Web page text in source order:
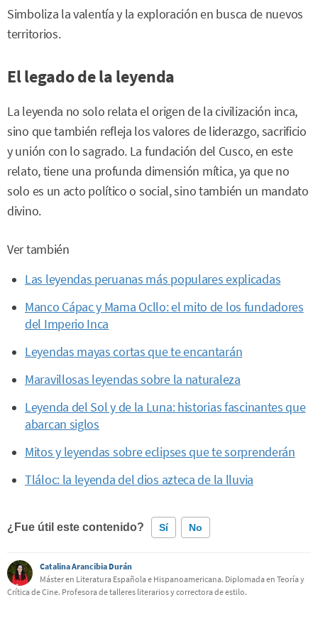
Simboliza la valentía y la exploración en busca de nuevos
territorios.
El legado de la leyenda
La leyenda no solo relata el origen de la civilización inca,
sino que también refleja los valores de liderazgo, sacrificio
y unión con lo sagrado. La fundación del Cusco, en este
relato, tiene una profunda dimensión mítica, ya que no
solo es un acto político o social, sino también un mandato
divino.
Ver también
Las leyendas peruanas más populares explicadas
Manco Cápac y Mama Ocllo: el mito de los fundadores
del Imperio Inca
Leyendas mayas cortas que te encantarán
Maravillosas leyendas sobre la naturaleza
Leyenda del Sol y de la Luna: historias fascinantes que
abarcan siglos
Mitos y leyendas sobre eclipses que te sorprenderán
Tláloc: la leyenda del dios azteca de la lluvia
¿Fue útil este contenido? Sí No
Este contenido contiene información incorrecta
Catalina Arancibia Durán
Máster en Literatura Española e Hispanoamericana. Diplomada en Teoría y
Crítica de Cine. Profesora de talleres literarios y correctora de estilo.